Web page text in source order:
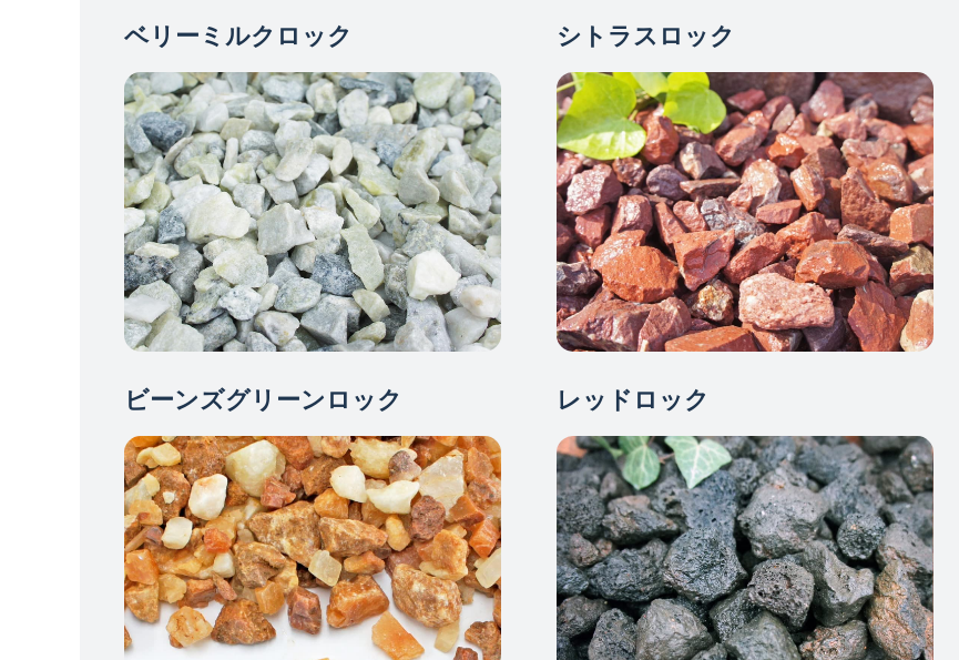
ベリーミルクロック シトラスロック
ビーンズグリーンロック レッドロック